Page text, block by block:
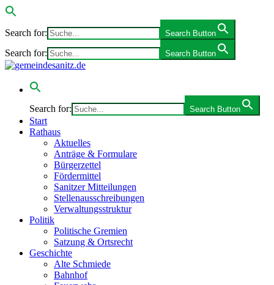
Search for: Search Button
Search for: Search Button
Search for: Search Button
Start
Rathaus
Aktuelles
Anträge & Formulare
Bürgerzettel
Fördermittel
Sanitzer Mitteilungen
Stellenausschreibungen
Verwaltungsstruktur
Politik
Politische Gremien
Satzung & Ortsrecht
Geschichte
Alte Schmiede
Bahnhof